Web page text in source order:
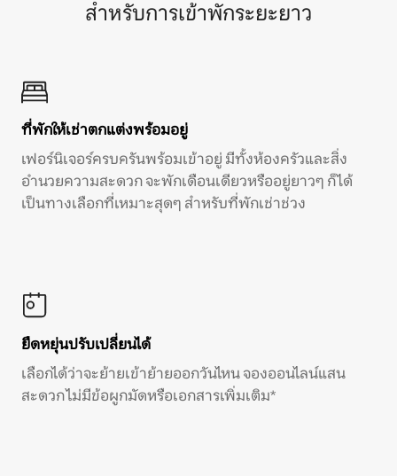
สำหรับการเข้าพักระยะยาว
ที่พักให้เช่าตกแต่งพร้อมอยู่
เฟอร์นิเจอร์ครบครันพร้อมเข้าอยู่ มีทั้งห้องครัวและสิ่ง
อำนวยความสะดวก จะพักเดือนเดียวหรืออยู่ยาวๆ ก็ได้
เป็นทางเลือกที่เหมาะสุดๆ สำหรับที่พักเช่าช่วง
ยืดหยุ่นปรับเปลี่ยนได้
เลือกได้ว่าจะย้ายเข้าย้ายออกวันไหน จองออนไลน์แสน
สะดวก ไม่มีข้อผูกมัดหรือเอกสารเพิ่มเติม*